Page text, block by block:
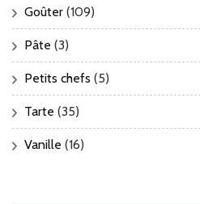
Goûter (109)
Pâte (3)
Petits chefs (5)
Tarte (35)
Vanille (16)